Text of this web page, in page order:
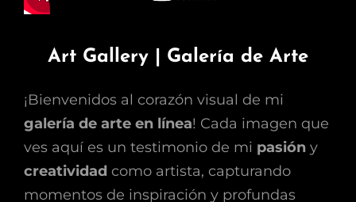
Art Gallery | Galería de Arte
¡Bienvenidos al corazón visual de mi
galería de arte en línea! Cada imagen que
ves aquí es un testimonio de mi pasión y
creatividad como artista, capturando
momentos de inspiración y profundas